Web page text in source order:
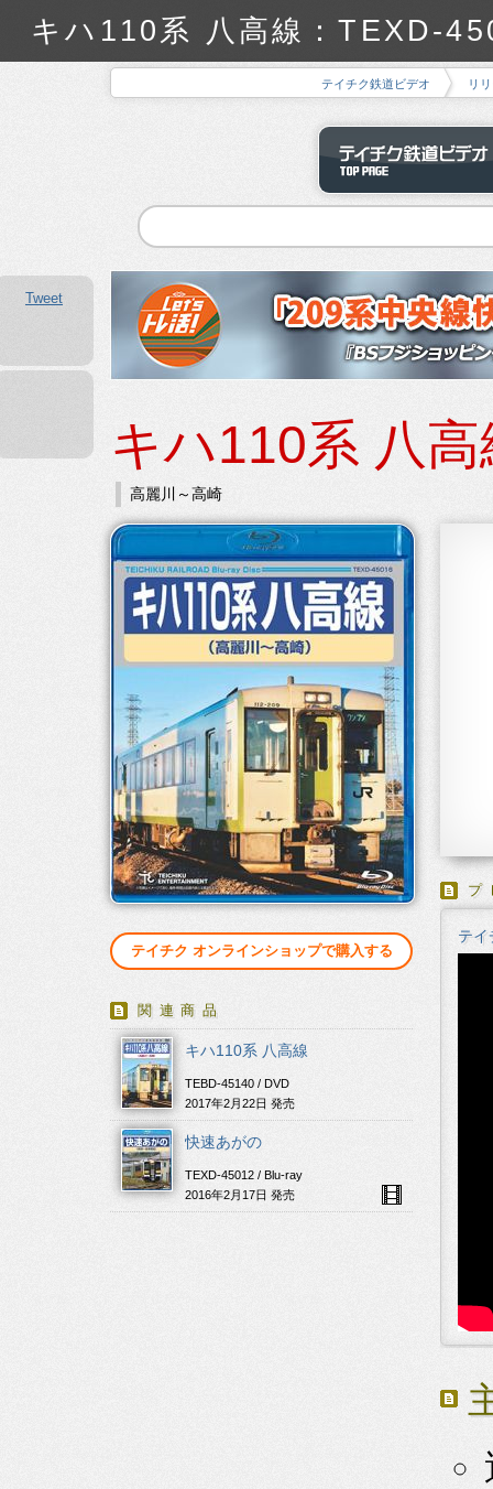
キハ110系 八高線：TEXD-
テイチク鉄道ビデオ リ
Tweet
キハ110系 八高
高麗川～高崎
テイチク オンラインショップで購入する
関連商品
キハ110系 八高線
TEBD-45140 / DVD
2017年2月22日 発売
快速あがの
TEXD-45012 / Blu-ray
2016年2月17日 発売
プ
テイ